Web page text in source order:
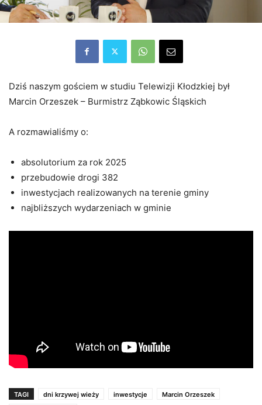
Dziś naszym gościem w studiu Telewizji Kłodzkiej był
Marcin Orzeszek – Burmistrz Ząbkowic Śląskich
A rozmawialiśmy o:
absolutorium za rok 2025
przebudowie drogi 382
inwestycjach realizowanych na terenie gminy
najbliższych wydarzeniach w gminie
TAGI dni krzywej wieży inwestycje
Marcin Orzeszek